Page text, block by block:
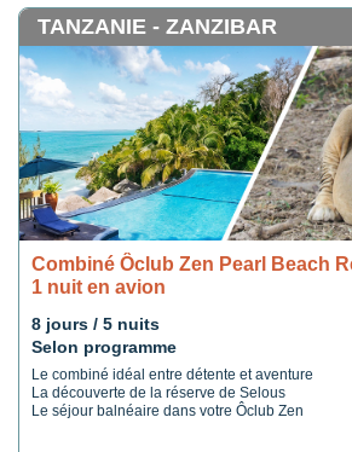
TANZANIE - ZANZIBAR
Combiné Ôclub Zen Pearl Beach
1 nuit en avion
8 jours / 5 nuits
Selon programme
Le combiné idéal entre détente et aventure
La découverte de la réserve de Selous
Le séjour balnéaire dans votre Ôclub Zen